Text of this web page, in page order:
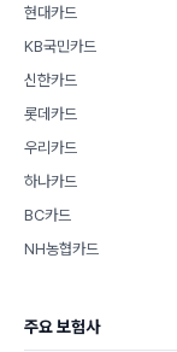
현대카드
KB국민카드
신한카드
롯데카드
우리카드
하나카드
BC카드
NH농협카드
주요 보험사